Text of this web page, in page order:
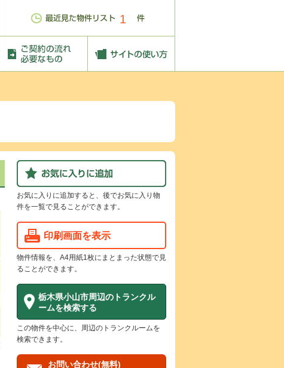
1
お気に入りに追加すると、後でお気に入り物
件を一覧で見ることができます。
印刷画面を表示
物件情報を、A4用紙1枚にまとまった状態で見
ることができます。
栃木県小山市周辺のトランクル
ームを検索する
この物件を中心に、周辺のトランクルームを
検索できます。
お問い合わせ(無料)